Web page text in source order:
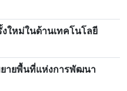
ใหม่ในด้านเทคโนโลยี
ายพื้นที่แห่งการพัฒนา